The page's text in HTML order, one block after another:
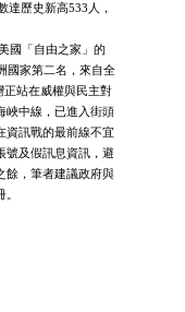
達歷史新高533人，
國「自由之家」的
國家第二名，來自全
正站在威權與民主對
峽中線，已進入街頭
資訊戰的最前線不宜
號及假訊息資訊，避
餘，筆者建議政府與